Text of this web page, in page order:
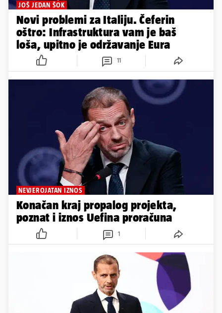
JOŠ JEDAN ŠOK
Novi problemi za Italiju. Čeferin
oštro: Infrastruktura vam je baš
loša, upitno je održavanje Eura
11
NEVJEROJATAN IZNOS
Konačan kraj propalog projekta,
poznat i iznos Uefina proračuna
1